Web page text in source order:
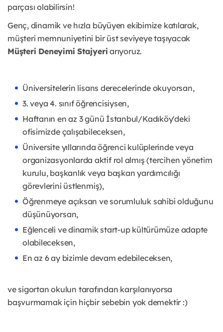
parçası olabilirsin!
Genç, dinamik ve hızla büyüyen ekibimize katılarak,
müşteri memnuniyetini bir üst seviyeye taşıyacak
Müşteri Deneyimi Stajyeri arıyoruz.
Üniversitelerin lisans derecelerinde okuyorsan,
3. veya 4. sınıf öğrencisiysen,
Haftanın en az 3 günü İstanbul/Kadıköy'deki
ofisimizde çalışabileceksen,
Üniversite yıllarında öğrenci kulüplerinde veya
organizasyonlarda aktif rol almış (tercihen yönetim
kurulu, başkanlık veya başkan yardımcılığı
görevlerini üstlenmiş),
Öğrenmeye açıksan ve sorumluluk sahibi olduğunu
düşünüyorsan,
Eğlenceli ve dinamik start-up kültürümüze adapte
olabileceksen,
En az 6 ay bizimle devam edebileceksen,
ve sigortan okulun tarafından karşılanıyorsa
başvurmamak için hiçbir sebebin yok demektir :)